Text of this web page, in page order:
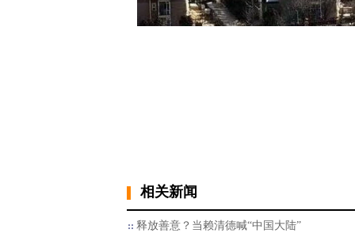
相关新闻
释放善意？当赖清德喊“中国大陆”